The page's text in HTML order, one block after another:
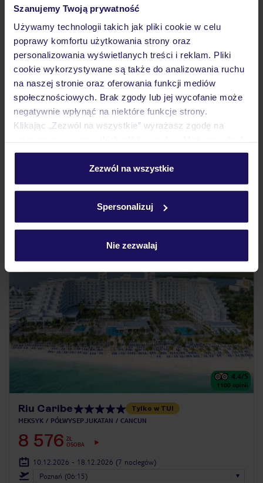
Szanujemy Twoją prywatność
Używamy technologii takich jak pliki cookie w celu
poprawy komfortu użytkowania strony oraz
personalizowania wyświetlanych treści i reklam. Pliki
cookie wykorzystywane są także do analizowania ruchu
na naszej stronie oraz oferowania funkcji mediów
społecznościowych. Brak zgody lub jej wycofanie może
negatywnie wpłynąć na niektóre funkcje strony.
Klikając „Zezwól na wszystkie” wyrażasz zgodę na
personalizować swój wybór wchodząc w zakładkę
Szczegółowe informacje o plikach cookie znajdziesz
Zezwól na wszystkie
Spersonalizuj
Nie zezwalaj
17101
Bahia Principe Explore Tulum
Dla rodzin
MEKSYK PÓŁWYSEP JUKATAN AKUMAL
8 558 ZŁ
codzienne aktywności i wieczorna oferta rozrywkowa
4.4/5
1100 opinii
Riu Caribe Tylko w TUI
MEKSYK PÓŁWYSEP JUKATAN CANCUN
8 576 ZŁ
OSOBA
10.12.2026 - 18.12.2026 (7 noclegów)
Poznań (06:15)